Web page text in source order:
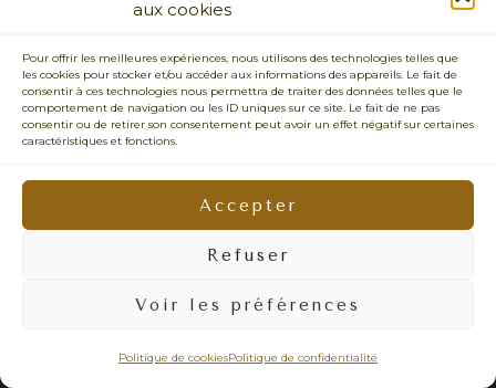
aux cookies
Pour offrir les meilleures expériences, nous utilisons des technologies telles que
les cookies pour stocker et/ou accéder aux informations des appareils. Le fait de
consentir à ces technologies nous permettra de traiter des données telles que le
comportement de navigation ou les ID uniques sur ce site. Le fait de ne pas
consentir ou de retirer son consentement peut avoir un effet négatif sur certaines
caractéristiques et fonctions.
Accepter
Refuser
Voir les préférences
Politique de cookiesPolitique de confidentialité
VRAIES • IMAGES NATURELLES •
PRENDRE LE TEMPS • REGARD BIENVEILLANT • LÂCHER-PRISE •
PHOTOS QUI VOUS RESSEMBLENT • DOUCEUR • PRÉSENCE
© 2026 - Sabrina Dupuy Photographe Portrait, Famille & Mariage Vannes -
Carnac - Arradon - Ploermel - Theix-Noyalo - La Roche Bernard - Muzillac -